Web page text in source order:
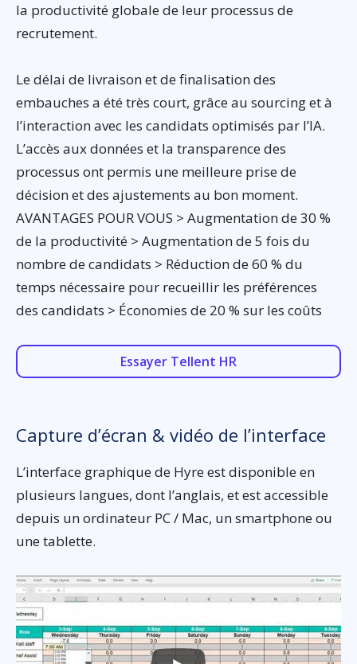
la productivité globale de leur processus de
recrutement.
Le délai de livraison et de finalisation des
embauches a été très court, grâce au sourcing et à
l’interaction avec les candidats optimisés par l’IA.
L’accès aux données et la transparence des
processus ont permis une meilleure prise de
décision et des ajustements au bon moment.
AVANTAGES POUR VOUS > Augmentation de 30 %
de la productivité > Augmentation de 5 fois du
nombre de candidats > Réduction de 60 % du
temps nécessaire pour recueillir les préférences
des candidats > Économies de 20 % sur les coûts
Essayer Tellent HR
Capture d’écran & vidéo de l’interface
L’interface graphique de Hyre est disponible en
plusieurs langues, dont l’anglais, et est accessible
depuis un ordinateur PC / Mac, un smartphone ou
une tablette.